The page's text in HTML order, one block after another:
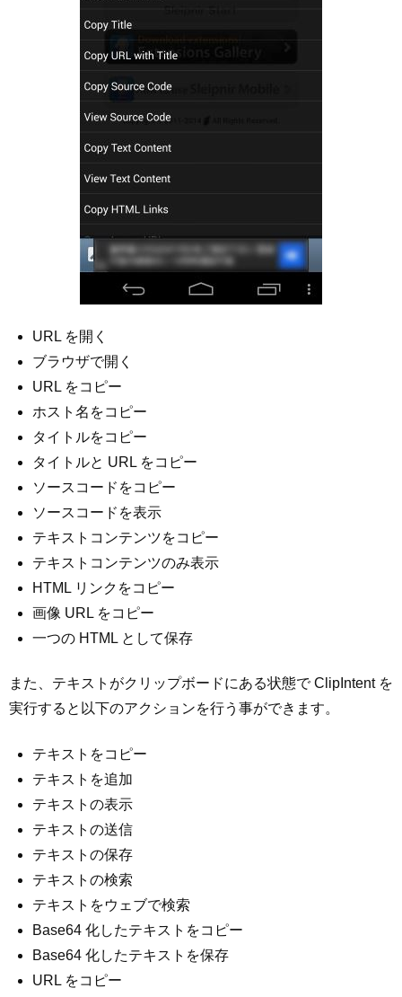
URL を開く
ブラウザで開く
URL をコピー
ホスト名をコピー
タイトルをコピー
タイトルと URL をコピー
ソースコードをコピー
ソースコードを表示
テキストコンテンツをコピー
テキストコンテンツのみ表示
HTML リンクをコピー
画像 URL をコピー
一つの HTML として保存
また、テキストがクリップボードにある状態で ClipIntent を
実行すると以下のアクションを行う事ができます。
テキストをコピー
テキストを追加
テキストの表示
テキストの送信
テキストの保存
テキストの検索
テキストをウェブで検索
Base64 化したテキストをコピー
Base64 化したテキストを保存
URL をコピー